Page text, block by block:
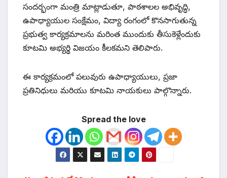
సందర్భంగా మంత్రి మాట్లాడుతూ, పాఠశాలల అభివృద్ధి,
ఉపాధ్యాయుల సంక్షేమం, విద్యా రంగంలో కొనసాగుతున్న
ప్రభుత్వ కార్యక్రమాలను మరింత ముందుకు తీసుకెళ్లేందుకు
కూటమి అభ్యర్థి విజయం కీలకమని తెలిపారు.
ఈ కార్యక్రమంలో పలువురు ఉపాధ్యాయులు, ప్రజా
ప్రతినిధులు మరియు కూటమి నాయకులు పాల్గొన్నారు.
Spread the love